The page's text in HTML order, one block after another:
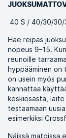
40 S / 40/30/30/
Hae reipas
nopeus 9–15.
reunoille
hyppääminen on
on usein myös
kannattaa
keskiosasta, laite
testaamaan
esimerkiksi
Näissä matoissa